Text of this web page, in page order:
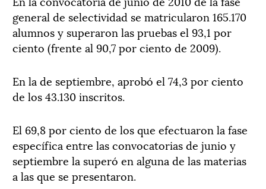
general de selectividad se matricularon 165.170
alumnos y superaron las pruebas el 93,1 por
ciento (frente al 90,7 por ciento de 2009).
En la de septiembre, aprobó el 74,3 por ciento
de los 43.130 inscritos.
El 69,8 por ciento de los que efectuaron la fase
específica entre las convocatorias de junio y
septiembre la superó en alguna de las materias
a las que se presentaron.